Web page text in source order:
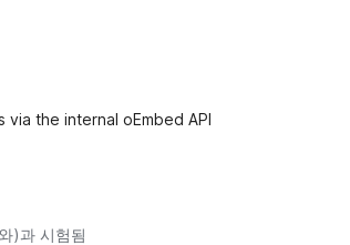
via the internal oEmbed API
)과 시험됨